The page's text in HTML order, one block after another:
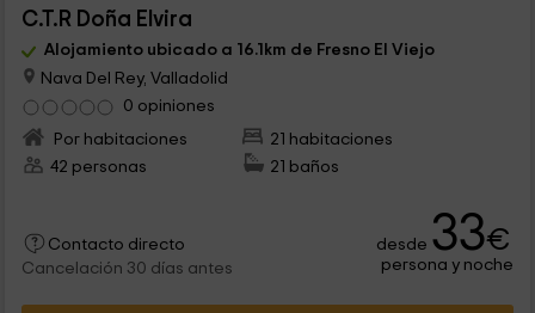
C.T.R Doña Elvira
Alojamiento ubicado a 16.1km de Fresno El Viejo
Nava Del Rey, Valladolid
0 opiniones
Por habitaciones
21 habitaciones
42 personas
21 baños
Contacto directo
Cancelación 30 días antes
desde 33€
persona y noche